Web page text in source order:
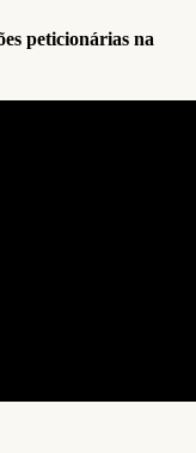
peticionárias na